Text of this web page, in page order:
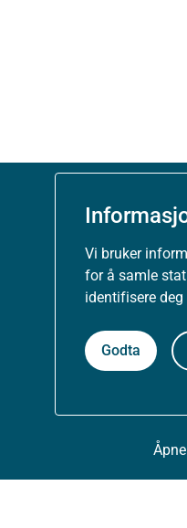
Vi bruker
for å samle
identifisere
Godta
Om